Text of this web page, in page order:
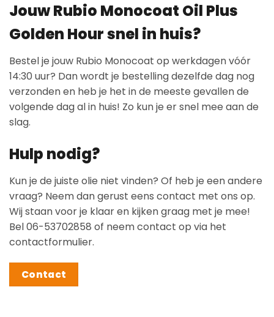
Jouw Rubio Monocoat Oil Plus
Golden Hour snel in huis?
Bestel je jouw Rubio Monocoat op werkdagen vóór
14:30 uur? Dan wordt je bestelling dezelfde dag nog
verzonden en heb je het in de meeste gevallen de
volgende dag al in huis! Zo kun je er snel mee aan de
slag.
Hulp nodig?
Kun je de juiste olie niet vinden? Of heb je een andere
vraag? Neem dan gerust eens contact met ons op.
Wij staan voor je klaar en kijken graag met je mee!
Bel 06-53702858 of neem contact op via het
contactformulier.
Contact